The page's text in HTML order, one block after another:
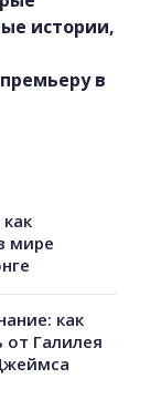
истории,
в
мире
как
от Галилея